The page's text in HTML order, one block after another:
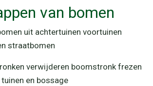
van bomen
uit achtertuinen voortuinen
straatbomen
verwijderen boomstronk frezen
en bossage